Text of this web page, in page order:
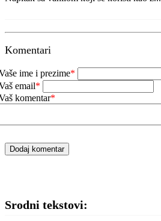
Komentari
ime i prezime*
email*
komentar*
Dodaj komentar
Srodni tekstovi: